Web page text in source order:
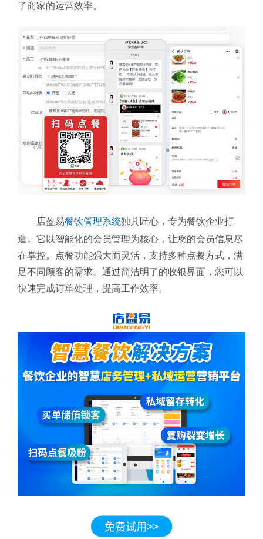
了商家的运营效率。
店盈易餐饮管理系统独具匠心，专为餐饮企业打
造。它以智能化的会员管理为核心，让您的会员信息尽
在掌控。点餐功能强大而灵活，支持多种点餐方式，满
足不同顾客的需求。通过简洁明了的收银界面，您可以
快速完成订单处理，提高工作效率。